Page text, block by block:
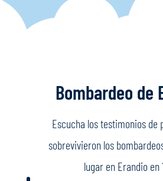
Bombardeo de
Escucha los testimonios de
sobrevivieron los
lugar en Erandio en